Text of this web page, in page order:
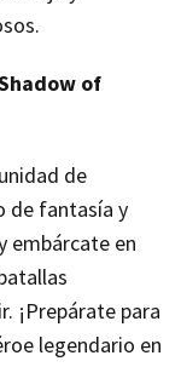
of
de
de fantasía y
embárcate en
¡Prepárate para
legendario en